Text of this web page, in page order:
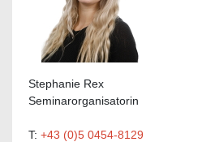
Stephanie Rex
Seminarorganisatorin
T: +43 (0)5 0454-8129